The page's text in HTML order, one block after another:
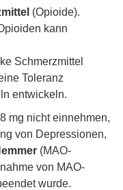
(Opioide).
kann
Schmerzmittel
Toleranz
entwickeln.
mg nicht einnehmen,
von Depressionen,
(MAO-
von MAO-
wurde.